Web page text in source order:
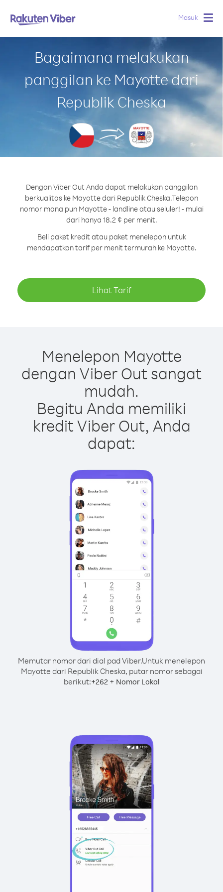
Masuk
Bagaimana melakukan
panggilan ke Mayotte dari
Republik Cheska
Dengan Viber Out Anda dapat melakukan panggilan
berkualitas ke Mayotte dari Republik Cheska.Telepon
nomor mana pun Mayotte - landline atau seluler! - mulai
dari hanya 18.2 ¢ per menit.
Beli paket kredit atau paket menelepon untuk
mendapatkan tarif per menit termurah ke Mayotte.
Lihat Tarif
Menelepon Mayotte
dengan Viber Out sangat
mudah.
Begitu Anda memiliki
kredit Viber Out, Anda
dapat:
Memutar nomor dari dial pad Viber.Untuk menelepon
Mayotte dari Republik Cheska, putar nomor sebagai
berikut:+262+ Nomor Lokal